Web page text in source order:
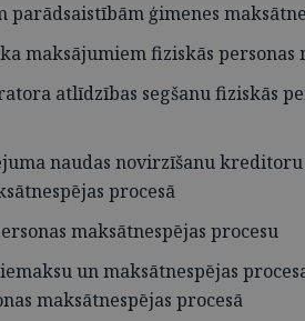
parādsaistībām ģimenes
maksājumiem fiziskās personas
atlīdzības segšanu fiziskās
naudas novirzīšanu
procesā
maksātnespējas procesu
un maksātnespējas
maksātnespējas procesā